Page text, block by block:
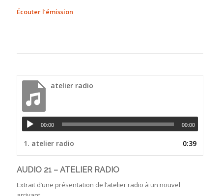
Écouter l’émission
atelier radio
00:00 00:00
1. atelier radio 0:39
AUDIO 21 – ATELIER RADIO
Extrait d’une présentation de l’atelier radio à un nouvel